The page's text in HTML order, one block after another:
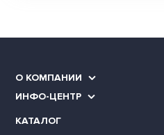
О КОМПАНИИ
ИНФО-ЦЕНТР
КАТАЛОГ